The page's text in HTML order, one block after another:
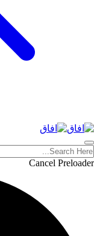
Cancel Preloader